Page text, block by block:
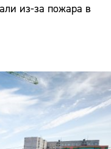
из-за пожара в